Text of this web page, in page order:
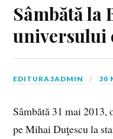
Sâmbătă la
universului
EDITURA3ADMIN 30
Sâmbătă 31 mai
pe Mihai Duţescu la